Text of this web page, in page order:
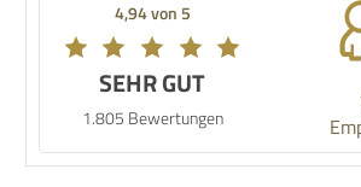
4,94 von 5
SEHR GUT
1.805 Bewertungen